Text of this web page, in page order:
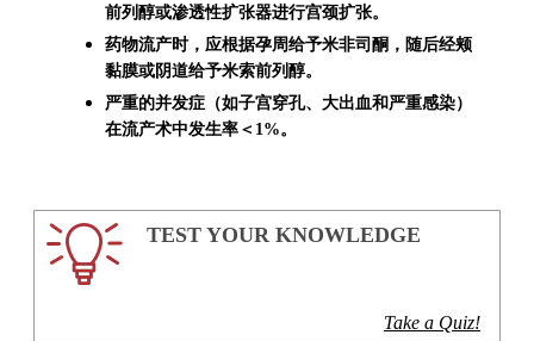
前列醇或渗透性扩张器进行宫颈扩张。
药物流产时，应根据孕周给予米非司酮，随后经颊
黏膜或阴道给予米索前列醇。
严重的并发症（如子宫穿孔、大出血和严重感染）
在流产术中发生率＜1%。
TEST YOUR KNOWLEDGE
Take a Quiz!